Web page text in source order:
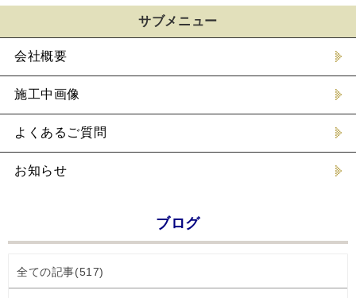
サブメニュー
会社概要
施工中画像
よくあるご質問
お知らせ
ブログ
全ての記事(517)